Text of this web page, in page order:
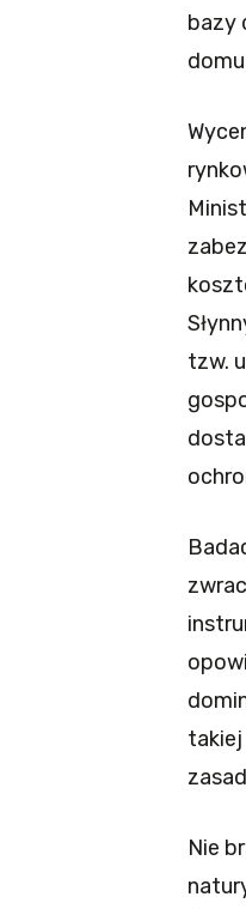
bazy
tzw.
takiej
Nie